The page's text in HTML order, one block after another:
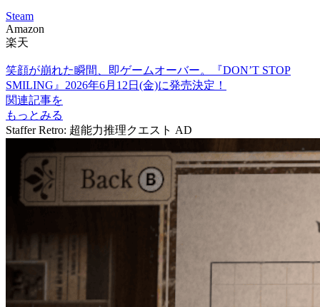
Steam
Amazon
楽天
笑顔が崩れた瞬間、即ゲームオーバー。『DON’T STOP
SMILING』2026年6月12日(金)に発売決定！
関連記事を
もっとみる
Staffer Retro: 超能力推理クエスト AD